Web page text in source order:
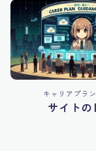
キャリアプラ
サイトの